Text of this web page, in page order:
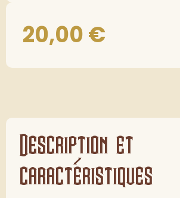
20,00€
Description et
caractéristiques